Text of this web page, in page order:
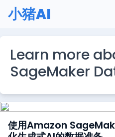
小猪AI
Learn more
SageMaker
使用Amazon